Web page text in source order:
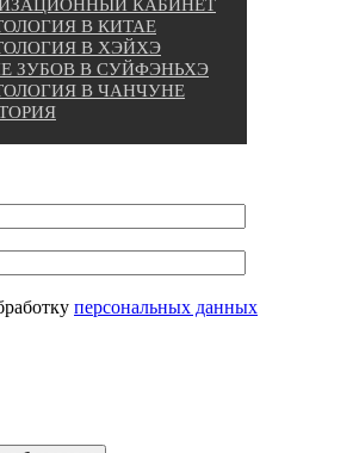
КАБИНЕТ
В КИТАЕ
В ХЭЙХЭ
ЗУБОВ В СУЙФЭНЬХЭ
В ЧАНЧУНЕ
персональных данных